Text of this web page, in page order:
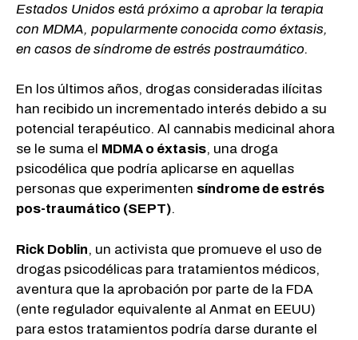
Estados Unidos está próximo a aprobar la terapia
con MDMA, popularmente conocida como éxtasis,
en casos de síndrome de estrés postraumático.
En los últimos años, drogas consideradas ilícitas
han recibido un incrementado interés debido a su
potencial terapéutico. Al cannabis medicinal ahora
se le suma el MDMA o éxtasis, una droga
psicodélica que podría aplicarse en aquellas
personas que experimenten síndrome de estrés
pos-traumático (SEPT).
Rick Doblin, un activista que promueve el uso de
drogas psicodélicas para tratamientos médicos,
aventura que la aprobación por parte de la FDA
(ente regulador equivalente al Anmat en EEUU)
para estos tratamientos podría darse durante el